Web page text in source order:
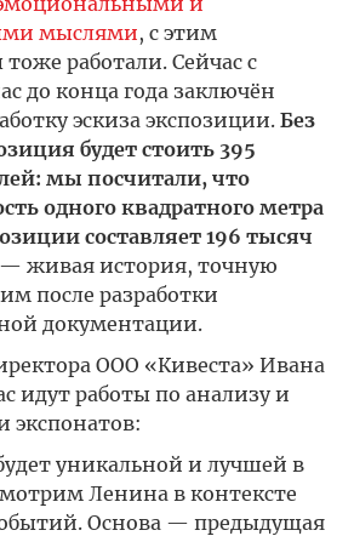
мыслями, с этим
работали. Сейчас с
до конца года заключён
эскиза экспозиции. Без
будет стоить 395
мы посчитали, что
одного квадратного метра
составляет 196 тысяч
живая история, точную
после разработки
документации.
ООО «Кивеста» Ивана
идут работы по анализу и
экспонатов:
уникальной и лучшей в
Ленина в контексте
Основа — предыдущая